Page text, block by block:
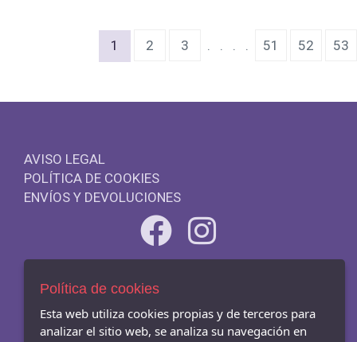
1 (current)
2 3 . . . . 51 52 53
AVISO LEGAL
POLÍTICA DE COOKIES
ENVÍOS Y DEVOLUCIONES
933845003
Política de cookies
Esta web utiliza cookies propias y de terceros para
analizar el sitio web, se analiza su navegación en